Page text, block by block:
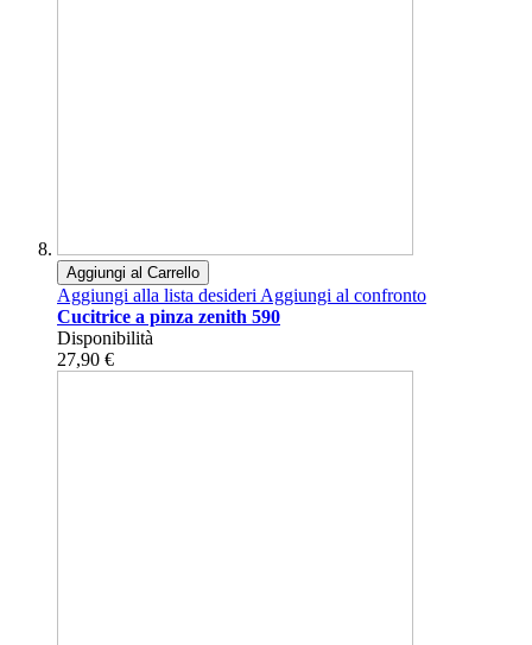
Aggiungi al Carrello
Aggiungi alla lista desideriAggiungi al confronto
Cucitrice a pinza zenith 590
Disponibilità
27,90 €